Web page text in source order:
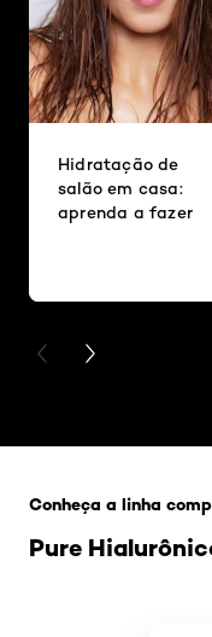
Hidratação de
salão em casa:
aprenda a fazer
PREVIOUS CARD
NEXT CARD
Pure
Conheça a linha